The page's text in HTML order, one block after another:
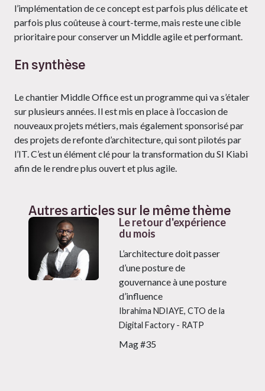
l’implémentation de ce concept est parfois plus délicate et
parfois plus coûteuse à court-terme, mais reste une cible
prioritaire pour conserver un Middle agile et performant.
En synthèse
Le chantier Middle Office est un programme qui va s’étaler
sur plusieurs années. Il est mis en place à l’occasion de
nouveaux projets métiers, mais également sponsorisé par
des projets de refonte d’architecture, qui sont pilotés par
l’IT. C’est un élément clé pour la transformation du SI Kiabi
afin de le rendre plus ouvert et plus agile.
Autres articles sur le même thème
Le retour d'expérience
du mois
L’architecture doit passer
d’une posture de
gouvernance à une posture
d’influence
Ibrahima NDIAYE, CTO de la
Digital Factory - RATP
Mag #35